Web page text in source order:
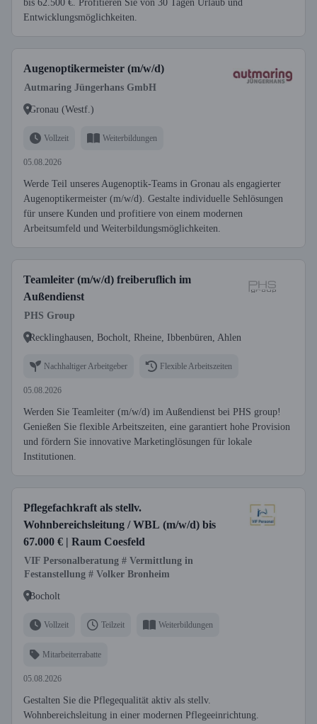
bis 62.500 €. Profitieren Sie von 30 Tagen Urlaub und
Entwicklungsmöglichkeiten.
Augenoptikermeister (m/w/d)
Autmaring Jüngerhans GmbH
Gronau (Westf.)
Vollzeit Weiterbildungen
05.08.2026
Werde Teil unseres Augenoptik-Teams in Gronau als engagierter
Augenoptikermeister (m/w/d). Gestalte individuelle Sehlösungen
für unsere Kunden und profitiere von einem modernen
Arbeitsumfeld und Weiterbildungsmöglichkeiten.
Teamleiter (m/w/d) freiberuflich im
Außendienst
PHS Group
Recklinghausen, Bocholt, Rheine, Ibbenbüren, Ahlen
Nachhaltiger Arbeitgeber Flexible Arbeitszeiten
05.08.2026
Werden Sie Teamleiter (m/w/d) im Außendienst bei PHS group!
Genießen Sie flexible Arbeitszeiten, eine garantiert hohe Provision
und fördern Sie innovative Marketinglösungen für lokale
Institutionen.
Pflegefachkraft als stellv.
Wohnbereichsleitung / WBL (m/w/d) bis
67.000 € | Raum Coesfeld
VIF Personalberatung # Vermittlung in
Festanstellung # Volker Bronheim
Bocholt
Vollzeit Teilzeit Weiterbildungen
Mitarbeiterrabatte
05.08.2026
Gestalten Sie die Pflegequalität aktiv als stellv.
Wohnbereichsleitung in einer modernen Pflegeeinrichtung.